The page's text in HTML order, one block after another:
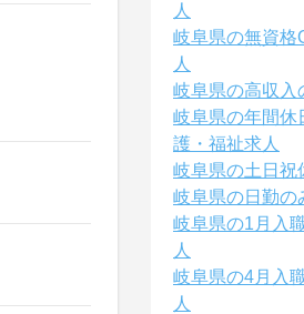
人
岐阜県の無資格
人
岐阜県の高収入
岐阜県の年間休
護・福祉求人
岐阜県の土日祝
岐阜県の日勤の
岐阜県の1月入
人
岐阜県の4月入
人